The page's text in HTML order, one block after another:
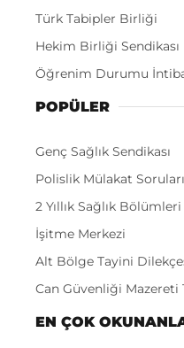
Türk Tabipler Birliği
Hekim Birliği Sendikası
Öğrenim Durumu
POPÜLER
Genç Sağlık Sendikası
Polislik Mülakat Soruları
2 Yıllık Sağlık Bölümleri
İşitme Merkezi
Alt Bölge Tayini
Can Güvenliği
EN ÇOK